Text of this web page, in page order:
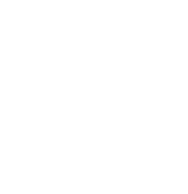
de